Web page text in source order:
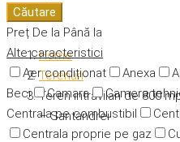
Căutare
Preț De la Până la
Alte caracteristici
Aer condiționat
Anexa
Beci
Camara Camera
Centrala pe combustibil
Centrala proprie pe gaz
Home
Terenuri
Teren intravilan de 800
– Santandrei